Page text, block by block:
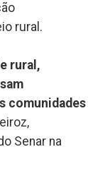
rural.
rural,
comunidades
Senar na